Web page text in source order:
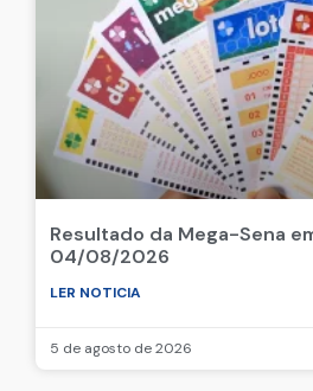
LER NOTICIA
6 de agosto de 2026